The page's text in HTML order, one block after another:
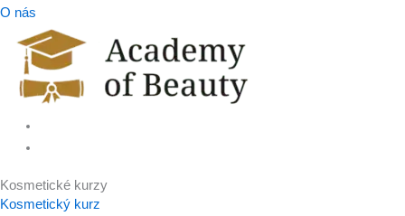
O nás
Kosmetické kurzy
Kosmetický kurz